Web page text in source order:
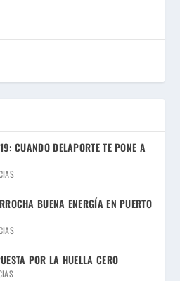
CUANDO DELAPORTE TE PONE A
BUENA ENERGÍA EN PUERTO
POR LA HUELLA CERO